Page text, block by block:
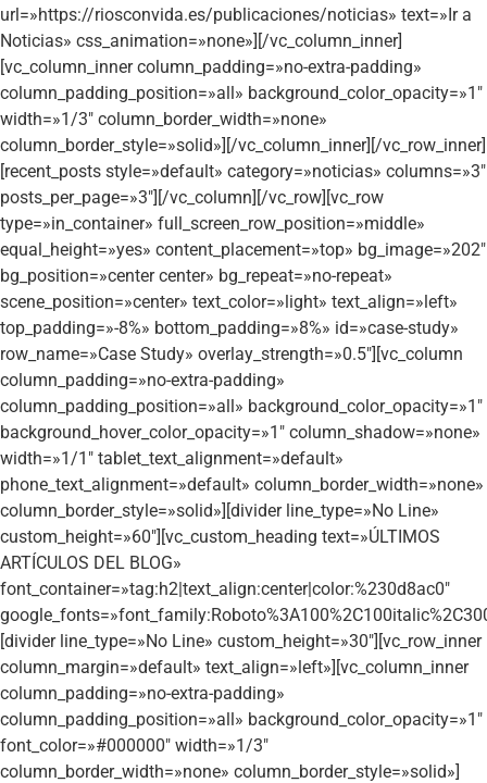
url=»https://riosconvida.es/publicaciones/noticias» text=»Ir a
Noticias» css_animation=»none»][/vc_column_inner]
[vc_column_inner column_padding=»no-extra-padding»
column_padding_position=»all» background_color_opacity=»1″
width=»1/3″ column_border_width=»none»
column_border_style=»solid»][/vc_column_inner][/vc_row_inner]
[recent_posts style=»default» category=»noticias» columns=»3″
posts_per_page=»3″][/vc_column][/vc_row][vc_row
type=»in_container» full_screen_row_position=»middle»
equal_height=»yes» content_placement=»top» bg_image=»202″
bg_position=»center center» bg_repeat=»no-repeat»
scene_position=»center» text_color=»light» text_align=»left»
top_padding=»-8%» bottom_padding=»8%» id=»case-study»
row_name=»Case Study» overlay_strength=»0.5″][vc_column
column_padding=»no-extra-padding»
column_padding_position=»all» background_color_opacity=»1″
background_hover_color_opacity=»1″ column_shadow=»none»
width=»1/1″ tablet_text_alignment=»default»
phone_text_alignment=»default» column_border_width=»none»
column_border_style=»solid»][divider line_type=»No Line»
custom_height=»60″][vc_custom_heading text=»ÚLTIMOS
ARTÍCULOS DEL BLOG»
font_container=»tag:h2|text_align:center|color:%230d8ac0″
[divider line_type=»No Line» custom_height=»30″][vc_row_inner
column_margin=»default» text_align=»left»][vc_column_inner
column_padding=»no-extra-padding»
column_padding_position=»all» background_color_opacity=»1″
font_color=»#000000″ width=»1/3″
column_border_width=»none» column_border_style=»solid»]